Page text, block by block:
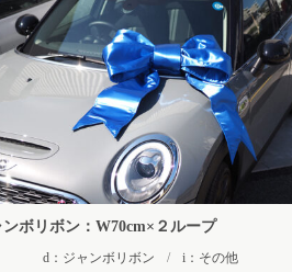
ンボリボン：W70cm×２ループ
d：ジャンボリボン /
i：その他